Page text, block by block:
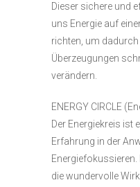
Dieser sichere und
uns Energie auf
richten, um
Überzeugungen
verändern.
ENERGY CIRCLE
Der Energiekreis ist
Erfahrung in der
Energiefokussieren.
die wundervolle